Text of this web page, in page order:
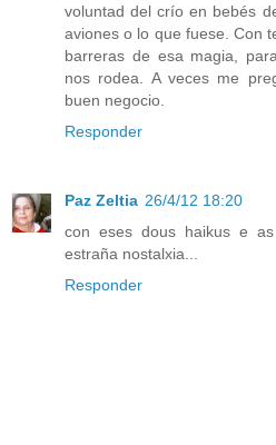
voluntad del crío en bebés
aviones o lo que fuese. Con
barreras de esa magia,
nos rodea. A veces me
buen negocio.
Responder
Paz Zeltia 26/4/12 18:20
con eses dous haikus e
estraña nostalxia...
Responder